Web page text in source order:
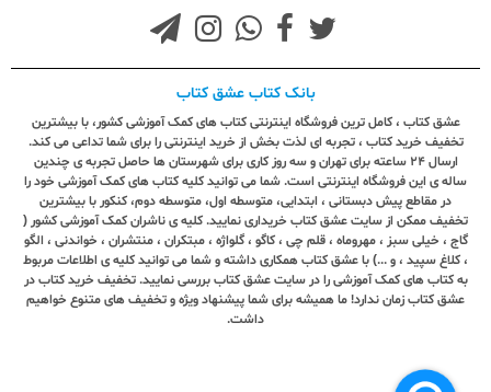
بانک کتاب عشق کتاب
عشق کتاب ، کامل ترین فروشگاه اینترنتی کتاب های کمک آموزشی کشور، با بیشترین
تخفیف خرید کتاب ، تجربه ای لذت بخش از خرید اینترنتی را برای شما تداعی می کند.
ارسال ٢٤ ساعته برای تهران و سه روز کاری برای شهرستان ها حاصل تجربه ی چندین
ساله ی این فروشگاه اینترنتی است. شما می توانید کلیه کتاب های کمک آموزشی خود را
در مقاطع پیش دبستانی ، ابتدایی، متوسطه اول، متوسطه دوم، کنکور با بیشترین
تخفیف ممکن از سایت عشق کتاب خریداری نمایید. کلیه ی ناشران کمک آموزشی کشور (
گاج ، خیلی سبز ، مهروماه ، قلم چی ، کاگو ، گلواژه ، مبتکران ، منتشران ، خواندنی ، الگو
، کلاغ سپید ، و ...) با عشق کتاب همکاری داشته و شما می توانید کلیه ی اطلاعات مربوط
به کتاب های کمک آموزشی را در سایت عشق کتاب بررسی نمایید. تخفیف خرید کتاب در
عشق کتاب زمان ندارد! ما همیشه برای شما پیشنهاد ویژه و تخفیف های متنوع خواهیم
داشت.